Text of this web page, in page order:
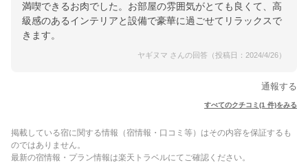
満喫できるお肉でした。お部屋の雰囲気がとても良くて、高
級感のあるインテリアと設備で豪華に過ごせてリラックスで
きます。
ヤギヌマ さんの回答（投稿日：2024/4/26）
通報する
すべてのクチコミ(1 件)をみる
掲載している宿に関する情報（宿情報・口コミ等）はその内容を保証するも
のではありません。
最新の宿情報・プラン情報は楽天トラベルにてご確認ください。